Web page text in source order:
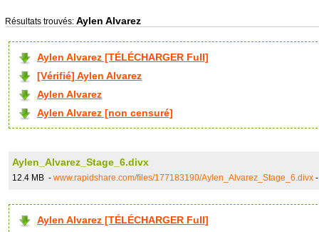
Résultats trouvés: Aylen Alvarez
Aylen Alvarez [TÉLÉCHARGER Full]
[Vérifié] Aylen Alvarez
Aylen Alvarez
Aylen Alvarez [non censuré]
Aylen_Alvarez_Stage_6.divx
12.4 MB - www.rapidshare.com/files/177183190/Aylen_Alvarez_Stage_6.divx
Aylen Alvarez [TÉLÉCHARGER Full]